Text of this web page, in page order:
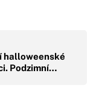
halloweenské
Podzimní…